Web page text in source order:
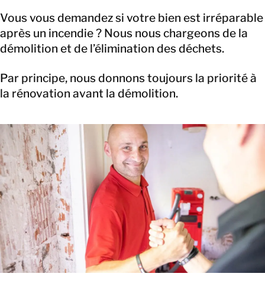
Vous vous demandez si votre bien est irréparable
après un incendie ? Nous nous chargeons de la
démolition et de l’élimination des déchets.
Par principe, nous donnons toujours la priorité à
la rénovation avant la démolition.